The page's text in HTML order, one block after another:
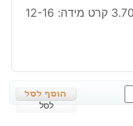
לברדורייט מלוטש לשיבוץ במשקל: 3.70 קרט מידה: 12-16
לסל